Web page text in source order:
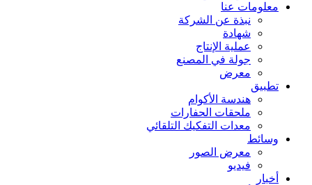
معلومات عنا
نبذة عن الشركة
شهادة
عملية الإنتاج
جولة في المصنع
معرض
تطبيق
هندسة الأكوام
ملحقات الحفارات
معدات التفكيك التلقائي
وسائط
معرض الصور
فيديو
أخبار